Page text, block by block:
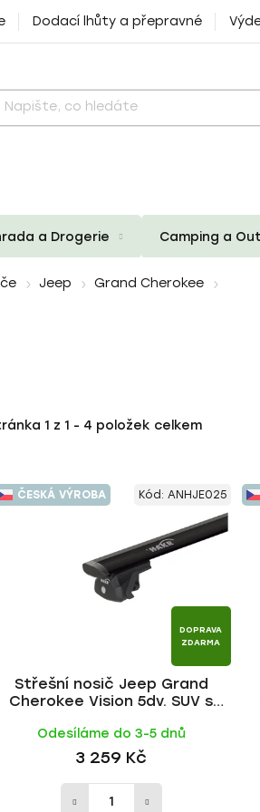
Dodací lhůty a přepravné
a Drogerie Camping a
Jeep
Grand Cherokee
1 z 1 - 4 položek celkem
ČESKÁ VÝROBA
DOPRAVA
ZDARMA
Střešní nosič Jeep Grand
Cherokee Vision 5dv. SUV s
BLACK tyč | HAKR
Odesíláme do 3-5 dnů
3 259 Kč
Kód: ANHJE025